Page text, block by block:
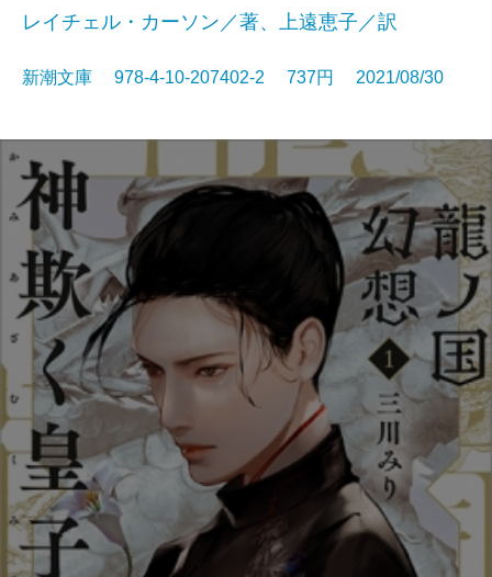
レイチェル・カーソン／著、上遠恵子／訳
新潮文庫 978-4-10-207402-2 737円 2021/08/30